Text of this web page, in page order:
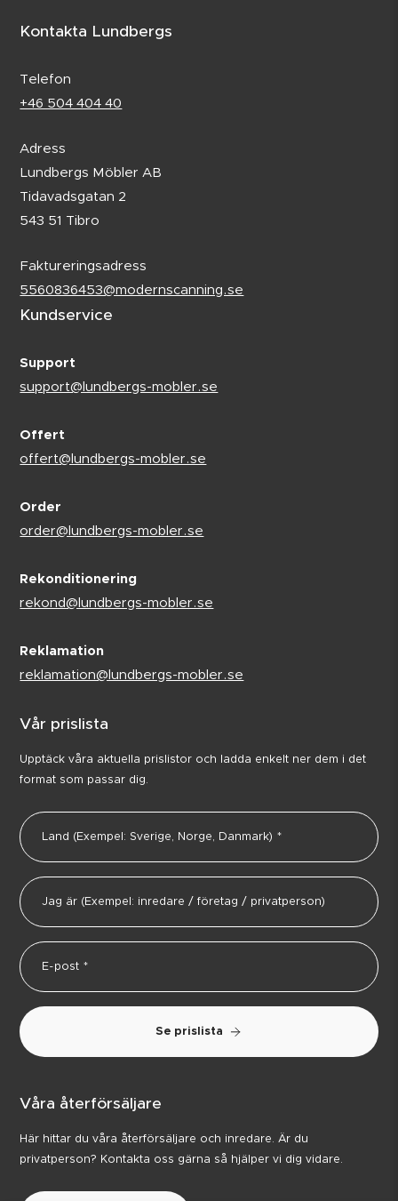
Kontakta Lundbergs
Telefon
+46 504 404 40
Adress
Lundbergs Möbler AB
Tidavadsgatan 2
543 51 Tibro
Faktureringsadress
5560836453@modernscanning.se
Kundservice
Support
support@lundbergs-mobler.se
Offert
offert@lundbergs-mobler.se
Order
order@lundbergs-mobler.se
Rekonditionering
rekond@lundbergs-mobler.se
Reklamation
reklamation@lundbergs-mobler.se
Vår prislista
Upptäck våra aktuella prislistor och ladda enkelt ner dem i det
format som passar dig.
Se prislista
Våra återförsäljare
Här hittar du våra återförsäljare och inredare. Är du
privatperson? Kontakta oss gärna så hjälper vi dig vidare.